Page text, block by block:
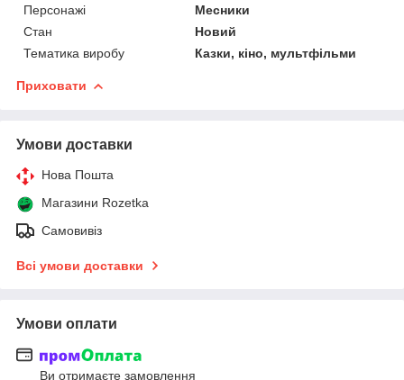
Персонажі
Месники
Стан
Новий
Тематика виробу
Казки, кіно, мультфільми
Приховати
Умови доставки
Нова Пошта
Магазини Rozetka
Самовивіз
Всі умови доставки
Умови оплати
Ви отримаєте замовлення